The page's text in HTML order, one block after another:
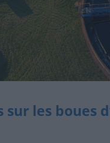
sur les boues